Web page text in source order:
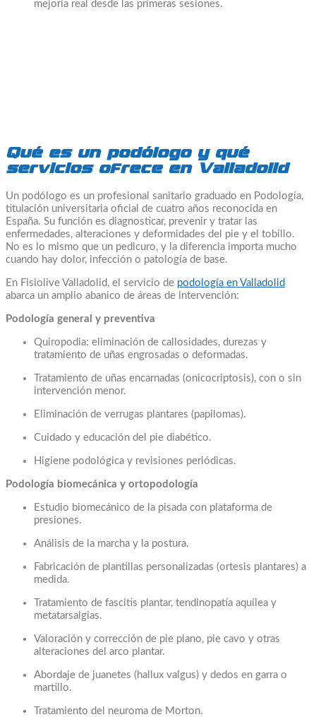
mejoría real desde las primeras sesiones.
Qué es un podólogo y qué
servicios ofrece en Valladolid
Un podólogo es un profesional sanitario graduado en Podología,
titulación universitaria oficial de cuatro años reconocida en
España. Su función es diagnosticar, prevenir y tratar las
enfermedades, alteraciones y deformidades del pie y el tobillo.
No es lo mismo que un pedicuro, y la diferencia importa mucho
cuando hay dolor, infección o patología de base.
En Fisiolive Valladolid, el servicio de podología en Valladolid
abarca un amplio abanico de áreas de intervención:
Podología general y preventiva
Quiropodia: eliminación de callosidades, durezas y
tratamiento de uñas engrosadas o deformadas.
Tratamiento de uñas encarnadas (onicocriptosis), con o sin
intervención menor.
Eliminación de verrugas plantares (papilomas).
Cuidado y educación del pie diabético.
Higiene podológica y revisiones periódicas.
Podología biomecánica y ortopodología
Estudio biomecánico de la pisada con plataforma de
presiones.
Análisis de la marcha y la postura.
Fabricación de plantillas personalizadas (ortesis plantares) a
medida.
Tratamiento de fascitis plantar, tendinopatía aquílea y
metatarsalgias.
Valoración y corrección de pie plano, pie cavo y otras
alteraciones del arco plantar.
Abordaje de juanetes (hallux valgus) y dedos en garra o
martillo.
Tratamiento del neuroma de Morton.